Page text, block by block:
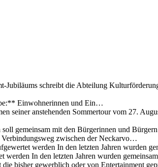
Jubiläums schreibt die Abteilung
Einwohnerinnen und Ein…
seiner anstehenden Sommertour vom 27.
gemeinsam mit den Bürgerinnen und
zwischen der Neckarvo…
werden In den letzten Jahren wurden
werden In den letzten Jahren wurden
bisher gewerblich oder von Entertainment